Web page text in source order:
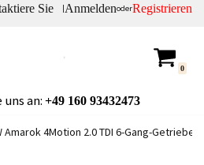
Sie |AnmeldenoderRegistrieren
0
an: +49160 93432473
Amarok 4Motion 2.0 TDI 6-Gang-Getriebe